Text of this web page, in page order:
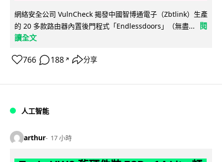
網絡安全公司 VulnCheck 揭發中國智博通電子（Zbtlink）生產
的 20 多款路由器內置後門程式「Endlessdoors」（無盡...
閱
讀全文
766 188 ↗ 分享
人工智能
arthur 17 小時